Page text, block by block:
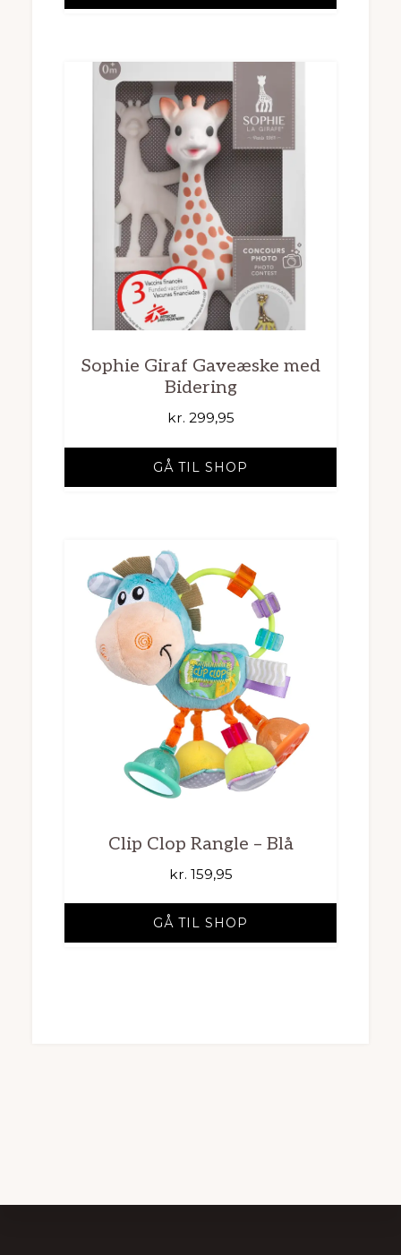
Sophie Giraf Gaveæske med
Bidering
kr. 299,95
GÅ TIL SHOP
Clip Clop Rangle – Blå
kr. 159,95
GÅ TIL SHOP